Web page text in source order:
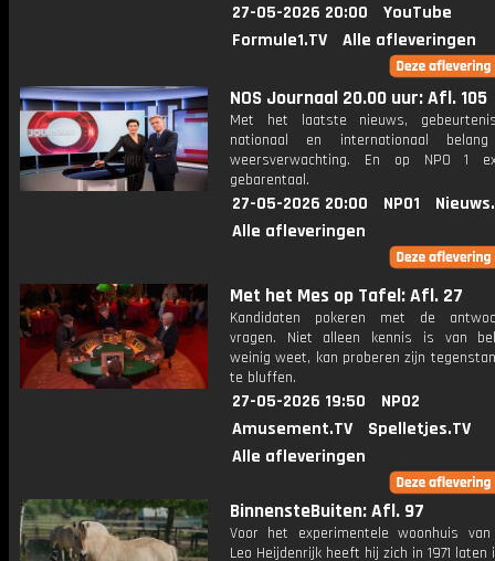
27-05-2026 20:00
YouTube
Formule1.TV
Alle afleveringen
NOS Journaal 20.00 uur: Afl. 105
Met het laatste nieuws,
nationaal en internationaal
weersverwachting. En op NPO 1
gebarentaal.
27-05-2026 20:00 NPO1
Alle afleveringen
Met het Mes op Tafel: Afl. 27
Kandidaten pokeren met de
vragen. Niet alleen kennis is van
weinig weet, kan proberen zijn
te bluffen.
27-05-2026 19:50
NPO2
Amusement.TV
Spelletjes.TV
Alle afleveringen
BinnensteBuiten: Afl. 97
Voor het experimentele woonhuis
Leo Heijdenrijk heeft hij zich in 1971 laten